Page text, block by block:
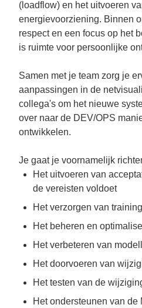
(loadflow) en het uitvoeren
energievoorziening. Binnen
respect en een focus op het
is ruimte voor persoonlijke
Samen met je team zorg je
aanpassingen in de
collega's om het nieuwe
over naar de DEV/OPS
ontwikkelen.
Je gaat je voornamelijk
Het uitvoeren van
de vereisten voldoet
Het verzorgen van
Het beheren en
Het verbeteren van
Het doorvoeren van
Het testen van de
Het ondersteunen van